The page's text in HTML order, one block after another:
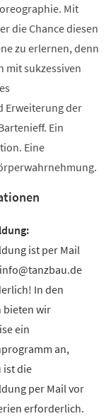
Mit
die Chance diesen
zu erlernen, denn
mit sukzessiven
Erweiterung der
Ein
Eine
ist per Mail
In den
bieten wir
ein
an,
ist die
per Mail vor
erforderlich.